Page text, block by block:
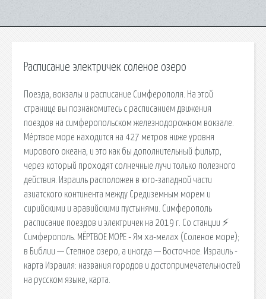
Расписание электричек соленое озеро
Поезда, вокзалы и расписание Симферополя. На этой
странице вы познакомитесь с расписанием движения
поездов на симферопольском железнодорожном вокзале.
Мёртвое море находится на 427 метров ниже уровня
мирового океана, и это как бы дополнительный фильтр,
через который проходят солнечные лучи только полезного
действия. Израиль расположен в юго-западной части
азиатского континента между Средиземным морем и
сирийскими и аравийскими пустынями. Симферополь
расписание поездов и электричек на 2019 г. Со станции ⚡
Симферополь. МЁРТВОЕ МОРЕ - Ям ха-мелах (Соленое море);
в Библии — Степное озеро, а иногда — Восточное. Израиль -
карта Израиля: названия городов и достопримечательностей
на русском языке, карта.